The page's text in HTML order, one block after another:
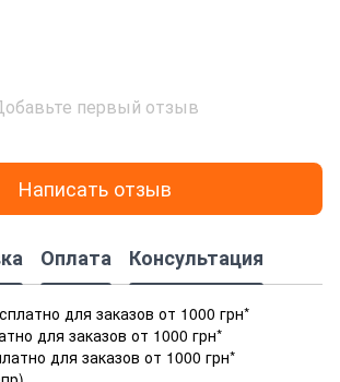
первый отзыв
Написать отзыв
Оплата Консультация
для заказов от 1000 грн*
для заказов от 1000 грн*
для заказов от 1000 грн*